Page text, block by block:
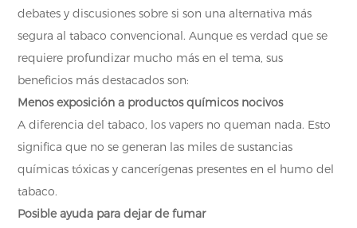
debates y discusiones sobre si son una alternativa más
segura al tabaco convencional. Aunque es verdad que se
requiere profundizar mucho más en el tema, sus
beneficios más destacados son:
Menos exposición a productos químicos nocivos
A diferencia del tabaco, los vapers no queman nada. Esto
significa que no se generan las miles de sustancias
químicas tóxicas y cancerígenas presentes en el humo del
tabaco.
Posible ayuda para dejar de fumar